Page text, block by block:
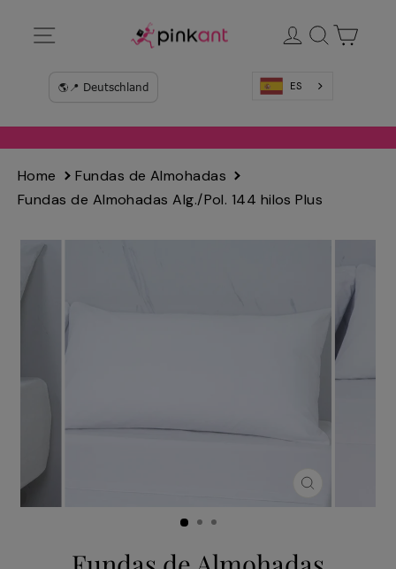
directamente
Ingresar
Buscar
ES
Home
Fundas de Almohadas
Fundas de Almohadas Alg./Pol. 144 hilos Plus
(ESC)